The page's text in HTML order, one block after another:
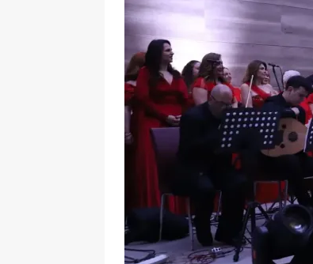
[ 07/08/2026 ]
[ 07/08/2026 ]
[ 07/08/2026 ]
EĞITIM
[ 07/08/2026 ]
[ 07/08/2026 ]
[ 06/08/2026 ]
[ 06/08/2026 ]
EĞITIM